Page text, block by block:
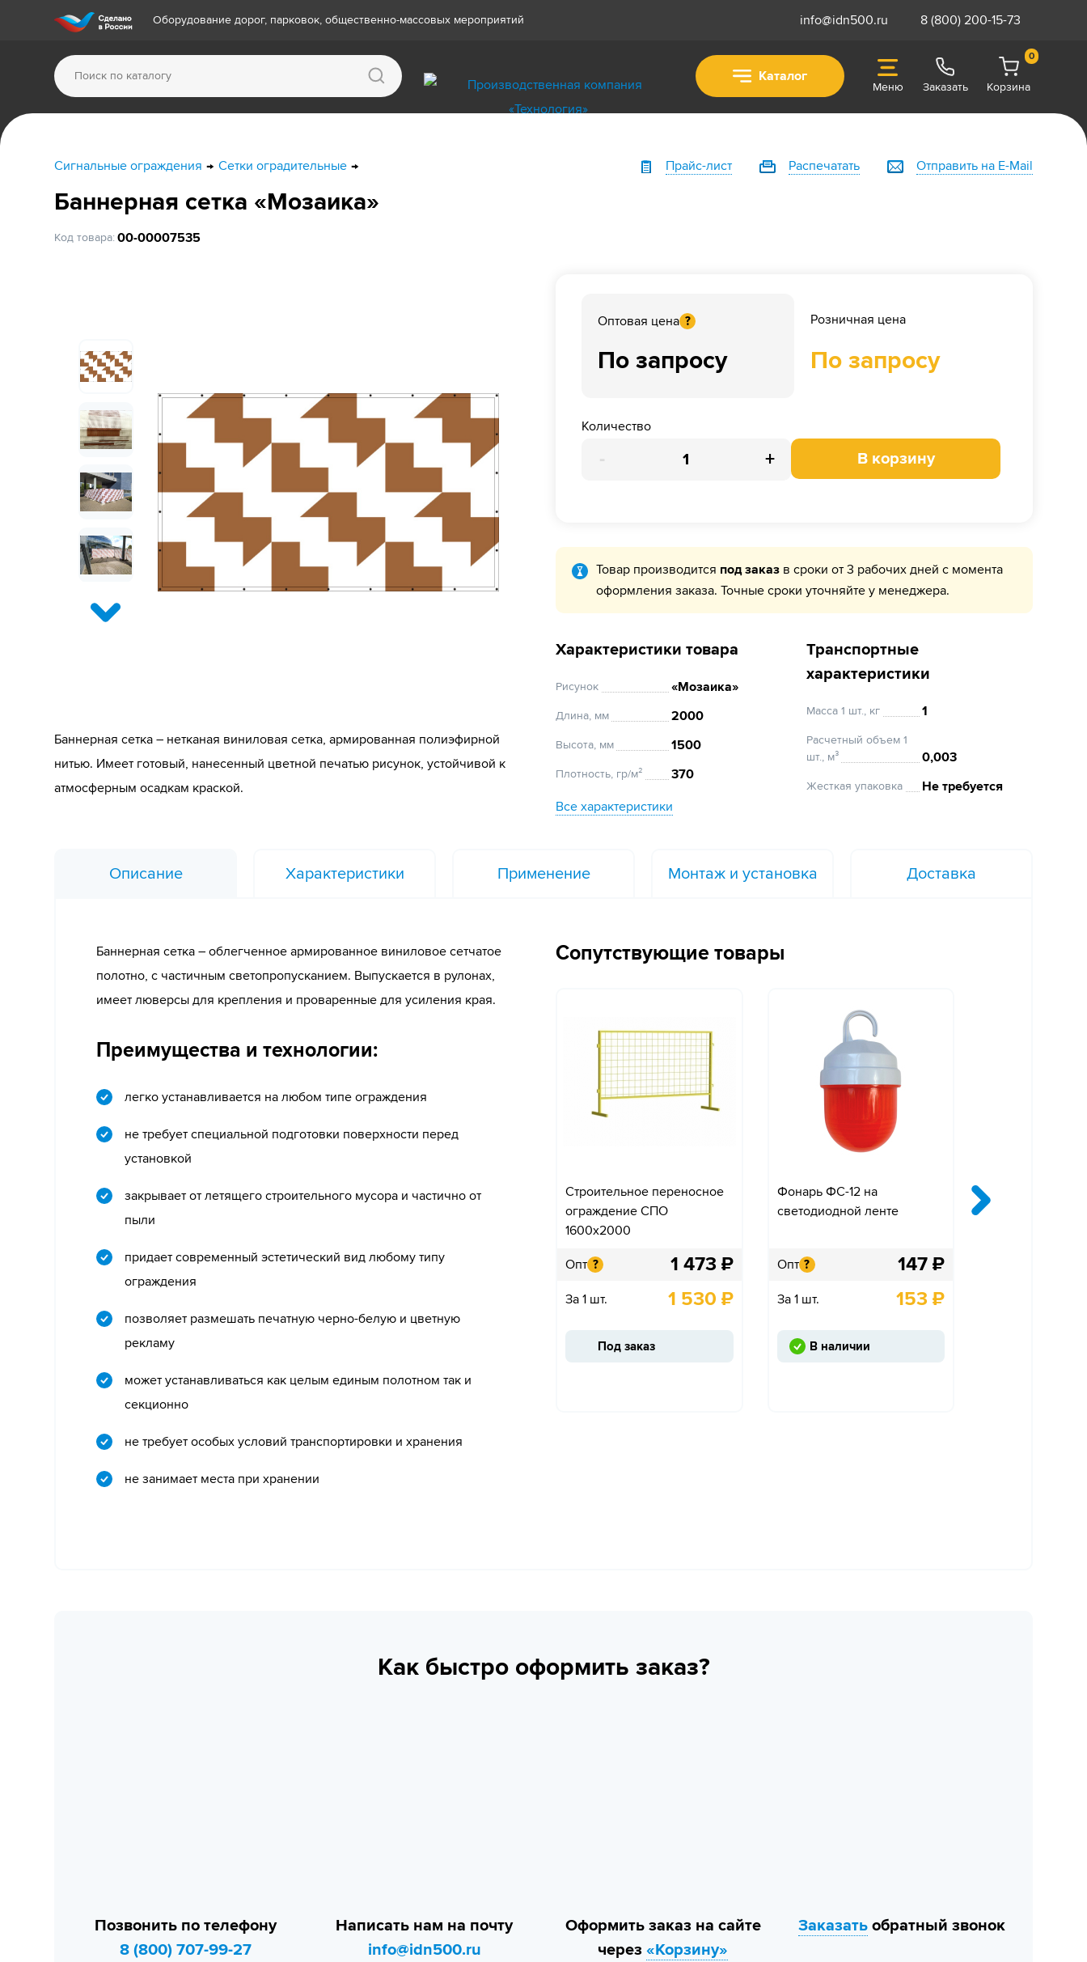
Оборудование дорог, парковок, общественно-массовых мероприятий info@idn500.ru 8 (800) 200-15-73
Каталог
Меню Заказать
0
Корзина
Сигнальные ограждения Сетки оградительные Прайс-лист Распечатать Отправить на E-Mail
Баннерная сетка «Мозаика»
Код товара: 00-00007535
Баннерная сетка – нетканая виниловая сетка, армированная полиэфирной
нитью. Имеет готовый, нанесенный цветной печатью рисунок, устойчивой к
атмосферным осадкам краской.
Оптовая цена ?
По запросу
Розничная цена
По запросу
Количество
- + В корзину
Товар производится под заказ в сроки от 3 рабочих дней с момента
оформления заказа. Точные сроки уточняйте у менеджера.
Характеристики товара
Рисунок «Мозаика»
Длина, мм 2000
Высота, мм 1500
Плотность, гр/м²
370
Все характеристики
Транспортные
характеристики
Масса 1 шт., кг 1
Расчетный объем 1
шт., м³
0,003
Жесткая упаковка Не требуется
Описание Характеристики Применение Монтаж и установка Доставка
Баннерная сетка – облегченное армированное виниловое сетчатое
полотно, с частичным светопропусканием. Выпускается в рулонах,
имеет люверсы для крепления и проваренные для усиления края.
Преимущества и технологии:
легко устанавливается на любом типе ограждения
не требует специальной подготовки поверхности перед
установкой
закрывает от летящего строительного мусора и частично от
пыли
придает современный эстетический вид любому типу
ограждения
позволяет размешать печатную черно-белую и цветную
рекламу
может устанавливаться как целым единым полотном так и
секционно
не требует особых условий транспортировки и хранения
не занимает места при хранении
Сопутствующие товары
Строительное переносное
ограждение СПО
1600х2000
Опт ? 1 473 ₽
За 1 шт. 1 530 ₽
Под заказ
Фонарь ФС-12 на
светодиодной ленте
Опт ? 147 ₽
За 1 шт. 153 ₽
В наличии
Как быстро оформить заказ?
Позвонить по телефону
8 (800) 707-99-27
Написать нам на почту
info@idn500.ru
Оформить заказ на сайте
через «Корзину»
Заказатьобратный звонок